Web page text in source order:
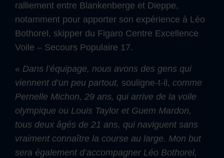
ralliement entre Blankenberge et Dieppe,
notamment pour apporter son expérience à Léo
Bothorel, skipper du Figaro Centre Excellence
Voile – Secours Populaire 17.
« Dans l’équipage, nous avons des gens qui
viennent d’un peu partout, souligne-t-il, comme
Pernelle Michon, 29 ans, qui arrive de la voile
olympique ou Louis Taylor et Guem Mardon,
tous deux âgés de 21 ans, qui naviguent sans
vraiment connaître la course au large. Mon but
sera également d’accompagner Léo Bothorel,